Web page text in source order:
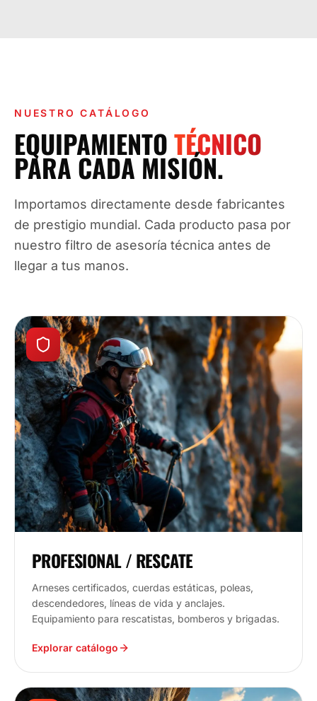
NUESTRO CATÁLOGO
EQUIPAMIENTOTÉCNICO
PARA CADA MISIÓN.
Importamos directamente desde fabricantes
de prestigio mundial. Cada producto pasa por
nuestro filtro de asesoría técnica antes de
llegar a tus manos.
PROFESIONAL / RESCATE
Arneses certificados, cuerdas estáticas, poleas,
descendedores, líneas de vida y anclajes.
Equipamiento para rescatistas, bomberos y brigadas.
Explorar catálogo